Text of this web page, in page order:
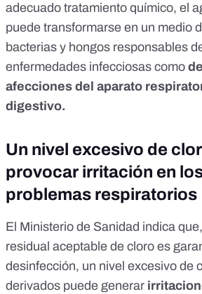
adecuado tratamiento químico, el
puede transformarse en un medio
bacterias y hongos responsables
enfermedades infecciosas como
afecciones del aparato
digestivo.
Un nivel excesivo de
provocar irritación en
problemas respiratorios
El Ministerio de Sanidad indica
residual aceptable de cloro es
desinfección, un nivel excesivo de
derivados puede generar